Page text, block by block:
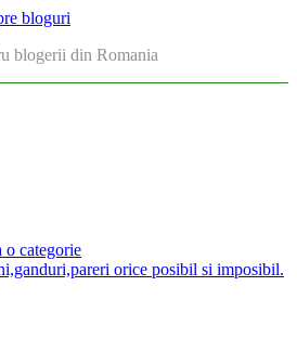
bloguri
blogerii din Romania
o categorie
orice posibil si imposibil.